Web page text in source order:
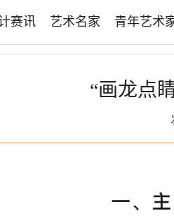
赛讯 艺术名家 青年艺术
“画龙点